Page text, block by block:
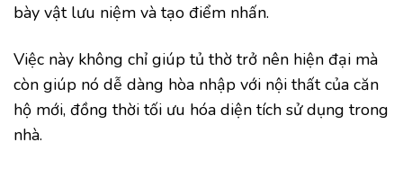
bày vật lưu niệm và tạo điểm nhấn.
Việc này không chỉ giúp tủ thờ trở nên hiện đại mà
còn giúp nó dễ dàng hòa nhập với nội thất của căn
hộ mới, đồng thời tối ưu hóa diện tích sử dụng trong
nhà.